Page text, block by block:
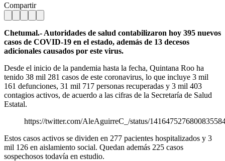
Compartir
Chetumal.- Autoridades de salud contabilizaron hoy 395 nuevos
casos de COVID-19 en el estado, además de 13 decesos
adicionales causados por este virus.
Desde el inicio de la pandemia hasta la fecha, Quintana Roo ha
tenido 38 mil 281 casos de este coronavirus, lo que incluye 3 mil
161 defunciones, 31 mil 717 personas recuperadas y 3 mil 403
contagios activos, de acuerdo a las cifras de la Secretaría de Salud
Estatal.
https://twitter.com/AleAguirreC_/status/
Estos casos activos se dividen en 277 pacientes hospitalizados y 3
mil 126 en aislamiento social. Quedan además 225 casos
sospechosos todavía en estudio.